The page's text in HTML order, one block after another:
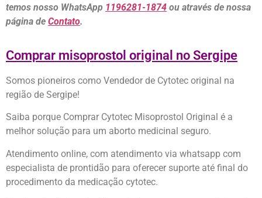
temos nosso WhatsApp 1196281-1874 ou através de nossa
página de Contato.
Comprar misoprostol original no Sergipe
Somos pioneiros como Vendedor de Cytotec original na
região de Sergipe!
Saiba porque Comprar Cytotec Misoprostol Original é a
melhor solução para um aborto medicinal seguro.
Atendimento online, com atendimento via whatsapp com
especialista de prontidão para oferecer suporte até final do
procedimento da medicação cytotec.